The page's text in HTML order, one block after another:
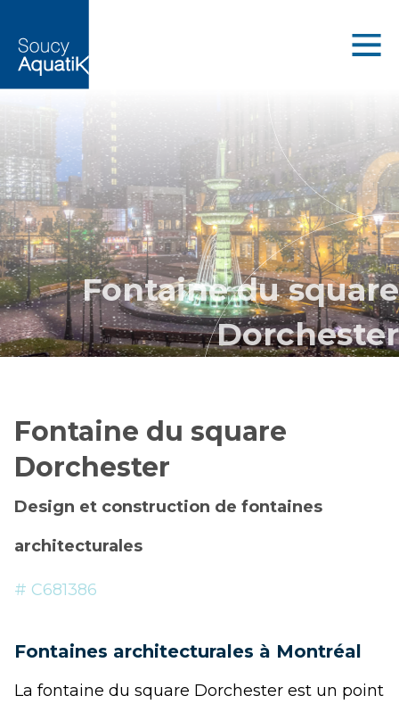
Fontaine du square
Dorchester
Fontaine du square
Dorchester
Design et construction de fontaines
architecturales
# C681386
Fontaines architecturales à Montréal
La fontaine du square Dorchester est un point